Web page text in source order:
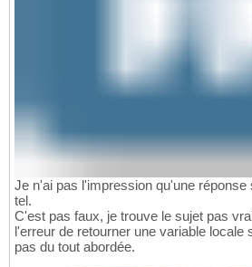
Je n'ai pas l'impression qu'une réponse
tel.
C'est pas faux, je trouve le sujet pas
l'erreur de retourner une variable
pas du tout abordée.